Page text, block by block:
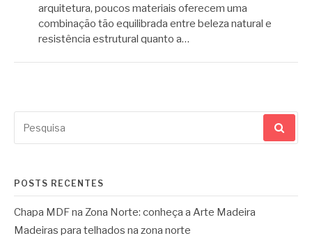
arquitetura, poucos materiais oferecem uma
combinação tão equilibrada entre beleza natural e
resistência estrutural quanto a…
por:
POSTS RECENTES
Chapa MDF na Zona Norte: conheça a Arte Madeira
Madeiras para telhados na zona norte